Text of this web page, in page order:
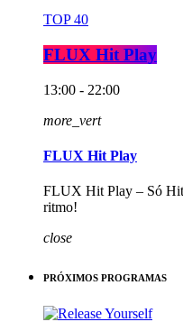
TOP 40
FLUX Hit Play
13:00 - 22:00
more_vert
FLUX Hit Play
FLUX Hit Play – Só
ritmo!
close
PRÓXIMOS PROGRAMAS